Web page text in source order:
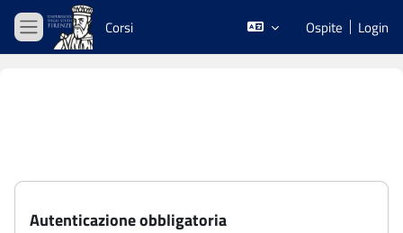
Vai al contenuto principale
Pannello laterale
Corsi Ospite Login
Autenticazione obbligatoria